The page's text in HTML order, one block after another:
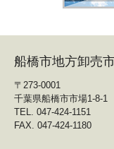
船橋市地方卸売
〒273-0001
千葉県船橋市市場1-8-1
TEL. 047-424-1151
FAX. 047-424-1180